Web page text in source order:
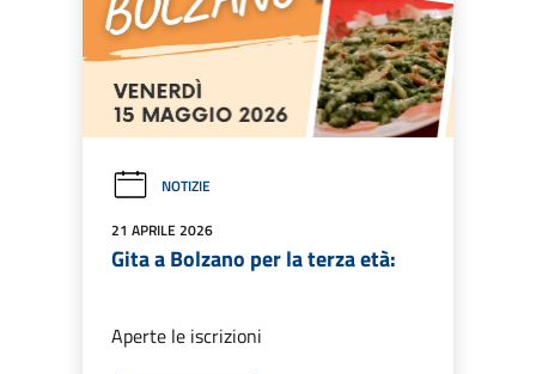
NOTIZIE
21 APRILE 2026
Gita a Bolzano per la terza età:
Aperte le iscrizioni